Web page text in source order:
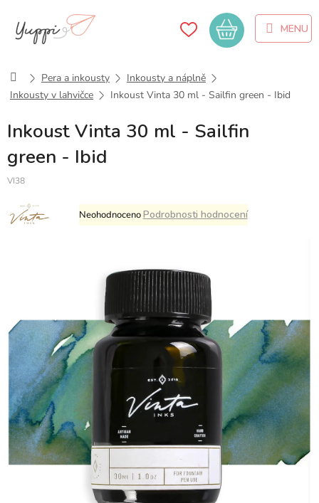
obsah
Nákupní
košík
DomůPera a inkousty
Inkousty a náplně
Inkousty v lahvičce
Inkoust Vinta 30 ml - Sailfin green - Ibid
Inkoust Vinta 30 ml - Sailfin
green - Ibid
VI38
Průměrné
hodnocení
hvězdiček.
NeohodnocenoPodrobnosti hodnocení